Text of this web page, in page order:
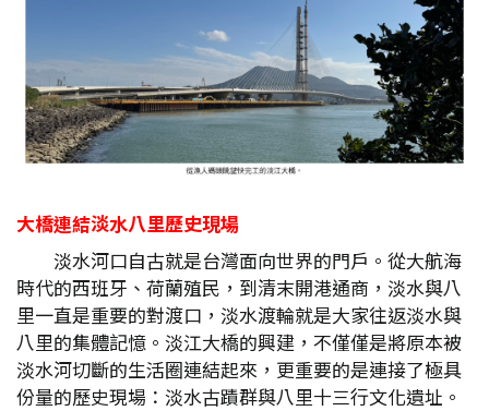
大橋連結淡水八里歷史現場
淡水河口自古就是台灣面向世界的門戶。從大航海
時代的西班牙、荷蘭殖民，到清末開港通商，淡水與八
里一直是重要的對渡口，淡水渡輪就是大家往返淡水與
八里的集體記憶。淡江大橋的興建，不僅僅是將原本被
淡水河切斷的生活圈連結起來，更重要的是連接了極具
份量的歷史現場：淡水古蹟群與八里十三行文化遺址。